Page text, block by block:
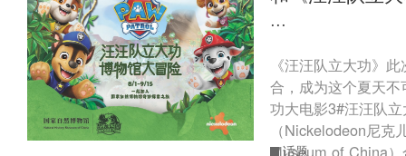
···
《汪汪队立大功》
合，成为这个夏天
功大电影3#汪汪队
（Nickelodeon尼
Museum of China）
话题